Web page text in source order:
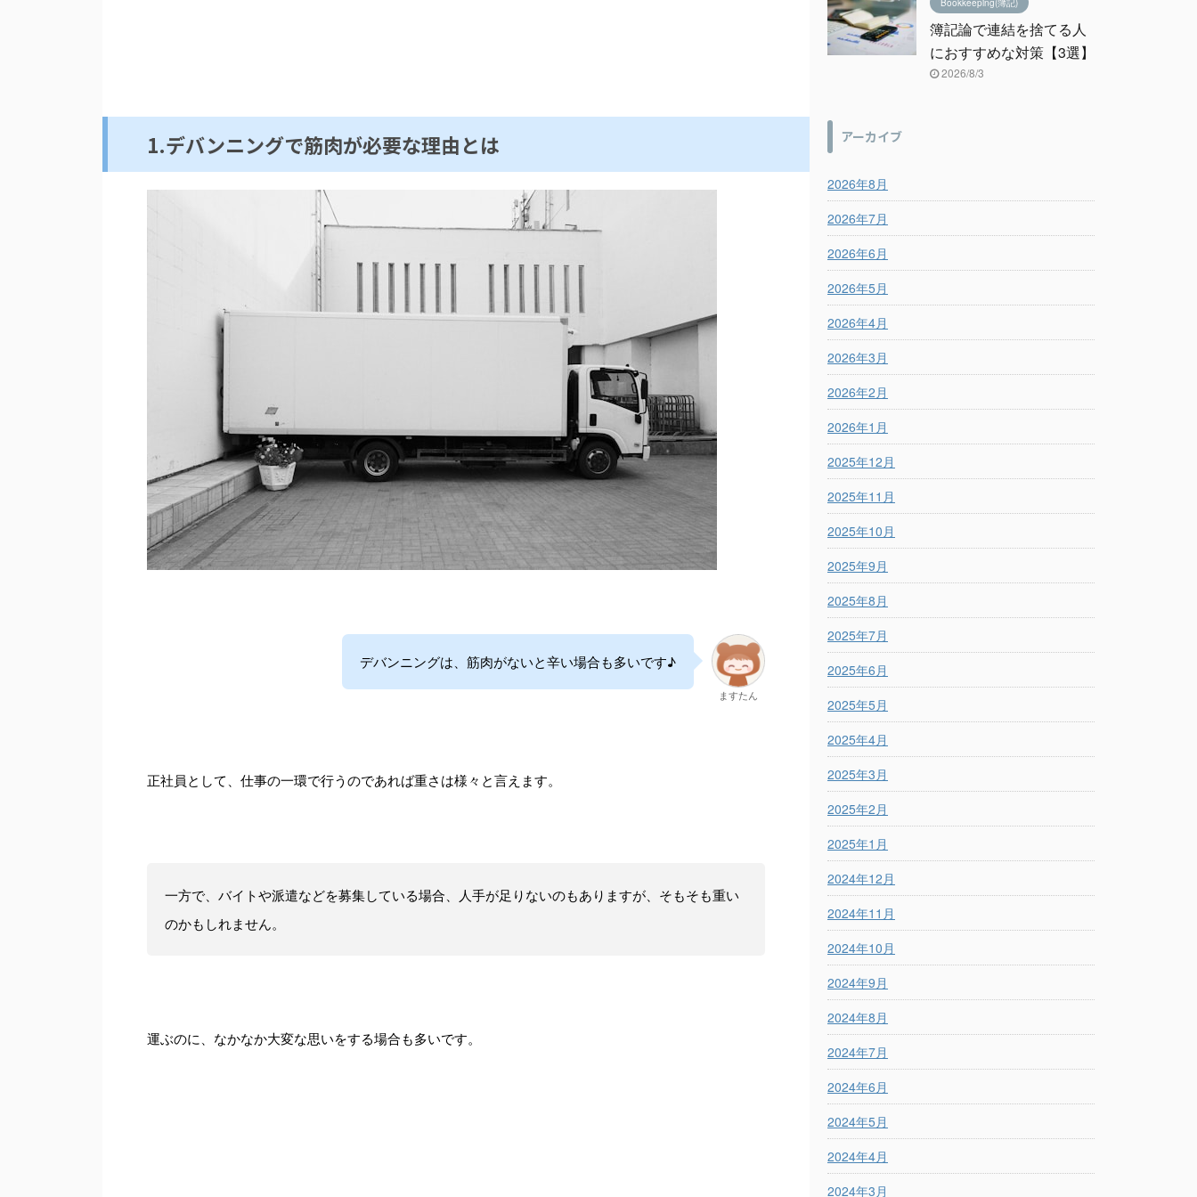
1.デバンニングで筋肉が必要な理由とは
デバンニングは、筋肉がないと辛い場合も多いです♪
ますたん
正社員として、仕事の一環で行うのであれば重さは様々と言えます。
一方で、バイトや派遣などを募集している場合、人手が足りないのもありますが、そもそも重い
のかもしれません。
運ぶのに、なかなか大変な思いをする場合も多いです。
Bookkeeping(簿記)
簿記論で連結を捨てる人
におすすめな対策【3選】
2026/8/3
アーカイブ
2026年8月
2026年7月
2026年6月
2026年5月
2026年4月
2026年3月
2026年2月
2026年1月
2025年12月
2025年11月
2025年10月
2025年9月
2025年8月
2025年7月
2025年6月
2025年5月
2025年4月
2025年3月
2025年2月
2025年1月
2024年12月
2024年11月
2024年10月
2024年9月
2024年8月
2024年7月
2024年6月
2024年5月
2024年4月
2024年3月